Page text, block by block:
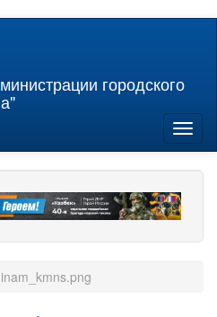
городского